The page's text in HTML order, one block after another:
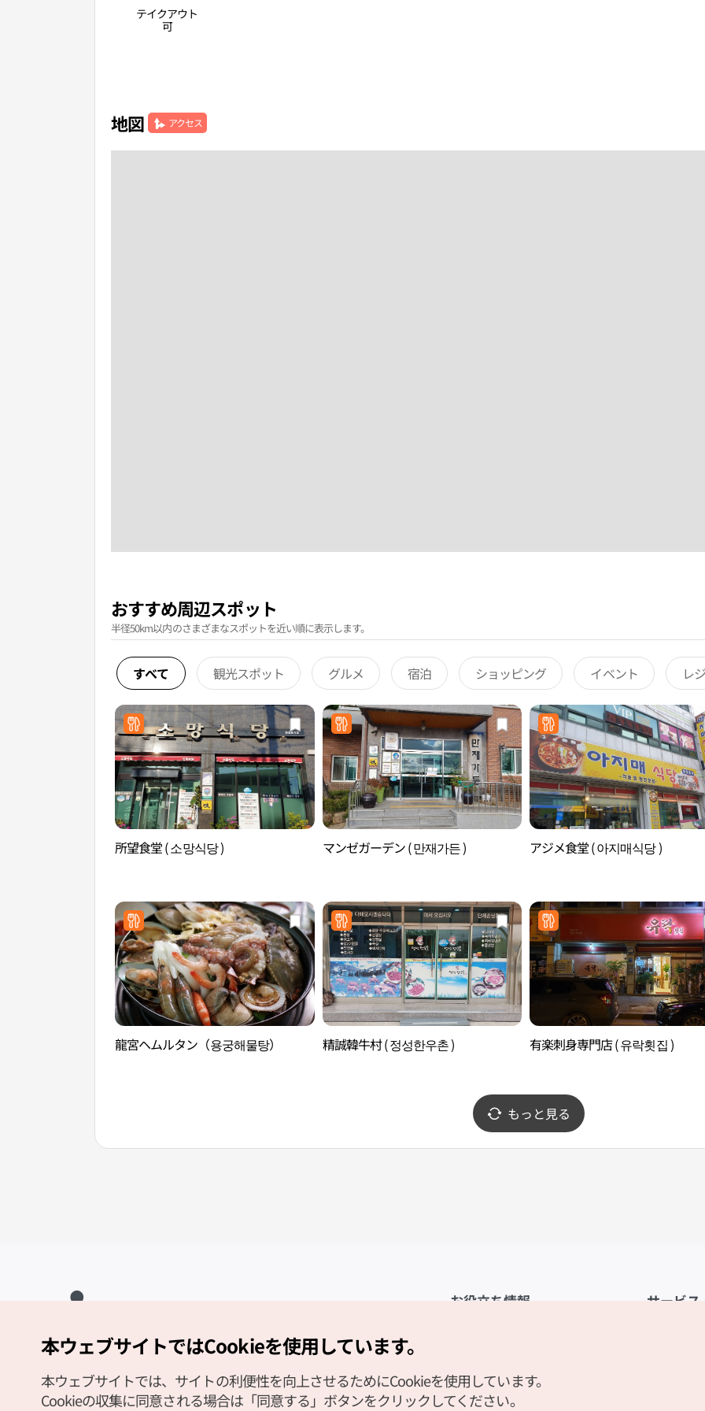
テイクアウト
可
地図 アクセス
おすすめ周辺スポット
半径50km以内のさまざまなスポットを近い順に表示します。
すべて 観光スポット グルメ 宿泊 ショッピング イベント レ
所望食堂 ( 소망식당 ) マンゼガーデン ( 만재가든 ) アジメ食堂 ( 아지매식당 )
龍宮ヘムルタン（용궁해물탕） 精誠韓牛村 ( 정성한우촌 ) 有楽刺身専門店 ( 유락횟집 )
もっと見る
お役立ち情報
観光資料ダウンロード
サービス
Copyright (c) Korea Tourism Organization All Rights Reserved.
サイトエラー報告
公式メール
本ウェブサイトではCookieを使用しています。
本ウェブサイトでは、サイトの利便性を向上させるためにCookieを使用しています。
Cookieの収集に同意される場合は「同意する」ボタンをクリックしてください。